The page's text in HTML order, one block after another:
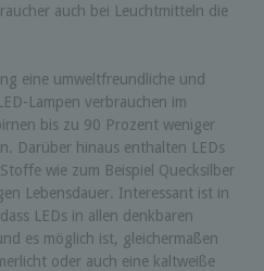
auch bei Leuchtmitteln die
eine umweltfreundliche und
Lampen verbrauchen im
bis zu 90 Prozent weniger
Darüber hinaus enthalten LEDs
wie zum Beispiel Quecksilber
Lebensdauer. Interessant ist in
LEDs in allen denkbaren
es möglich ist, gleichermaßen
oder auch eine kaltweiße